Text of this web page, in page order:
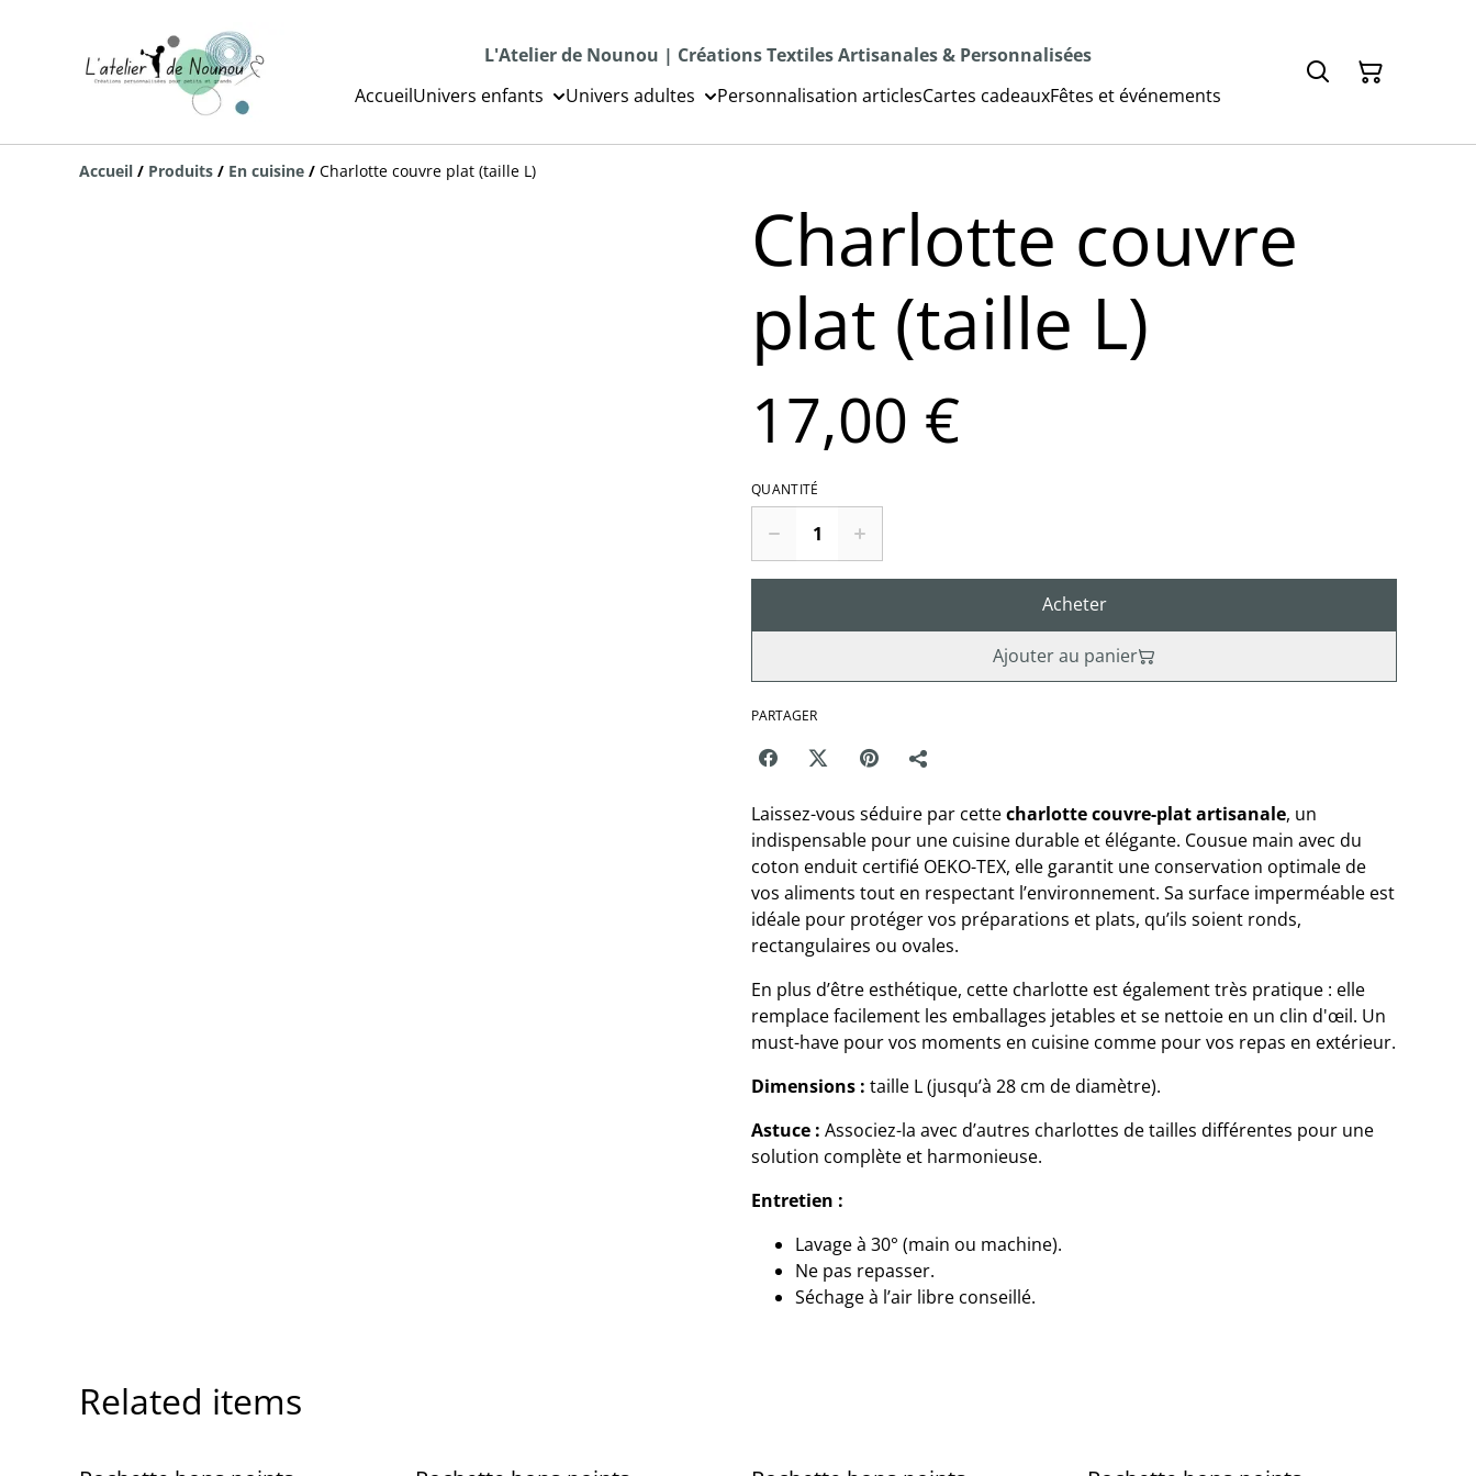
L'Atelier de Nounou | Créations Textiles Artisanales & Personnalisées
AccueilUnivers enfants Univers adultes Personnalisation articlesCartes cadeauxFêtes et événements
Accueil / Produits / En cuisine / Charlotte couvre plat (taille L)
Charlotte couvre
plat (taille L)
17,00 €
QUANTITÉ
Acheter
Ajouter au panier
PARTAGER
Laissez-vous séduire par cettecharlotte couvre-plat artisanale, un
indispensable pour une cuisine durable et élégante. Cousue main avec du
coton enduit certifié OEKO-TEX, elle garantit une conservation optimale de
vos aliments tout en respectant l’environnement. Sa surface imperméable est
idéale pour protéger vos préparations et plats, qu’ils soient ronds,
rectangulaires ou ovales.
En plus d’être esthétique, cette charlotte est également très pratique : elle
remplace facilement les emballages jetables et se nettoie en un clin d'œil. Un
must-have pour vos moments en cuisine comme pour vos repas en extérieur.
Dimensions : taille L (jusqu’à 28 cm de diamètre).
Astuce : Associez-la avec d’autres charlottes de tailles différentes pour une
solution complète et harmonieuse.
Entretien :
Lavage à 30° (main ou machine).
Ne pas repasser.
Séchage à l’air libre conseillé.
Related items